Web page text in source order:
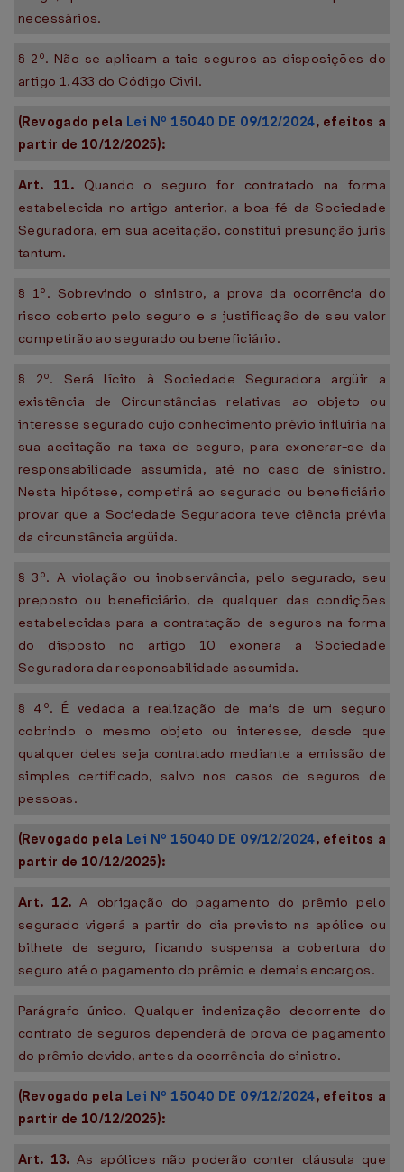
necessários.
§ 2º. Não se aplicam a tais seguros as disposições do
artigo 1.433 do Código Civil.
(Revogado pela Lei Nº 15040 DE 09/12/2024, efeitos a
partir de 10/12/2025):
Art. 11. Quando o seguro for contratado na forma
estabelecida no artigo anterior, a boa-fé da Sociedade
Seguradora, em sua aceitação, constitui presunção juris
tantum.
§ 1º. Sobrevindo o sinistro, a prova da ocorrência do
risco coberto pelo seguro e a justificação de seu valor
competirão ao segurado ou beneficiário.
§ 2º. Será lícito à Sociedade Seguradora argüir a
existência de Circunstâncias relativas ao objeto ou
interesse segurado cujo conhecimento prévio influiria na
sua aceitação na taxa de seguro, para exonerar-se da
responsabilidade assumida, até no caso de sinistro.
Nesta hipótese, competirá ao segurado ou beneficiário
provar que a Sociedade Seguradora teve ciência prévia
da circunstância argüida.
§ 3º. A violação ou inobservância, pelo segurado, seu
preposto ou beneficiário, de qualquer das condições
estabelecidas para a contratação de seguros na forma
do disposto no artigo 10 exonera a Sociedade
Seguradora da responsabilidade assumida.
§ 4º. É vedada a realização de mais de um seguro
cobrindo o mesmo objeto ou interesse, desde que
qualquer deles seja contratado mediante a emissão de
simples certificado, salvo nos casos de seguros de
pessoas.
(Revogado pela Lei Nº 15040 DE 09/12/2024, efeitos a
partir de 10/12/2025):
Art. 12.A obrigação do pagamento do prêmio pelo
segurado vigerá a partir do dia previsto na apólice ou
bilhete de seguro, ficando suspensa a cobertura do
seguro até o pagamento do prêmio e demais encargos.
Parágrafo único. Qualquer indenização decorrente do
contrato de seguros dependerá de prova de pagamento
do prêmio devido, antes da ocorrência do sinistro.
(Revogado pela Lei Nº 15040 DE 09/12/2024, efeitos a
partir de 10/12/2025):
Art. 13. As apólices não poderão conter cláusula que